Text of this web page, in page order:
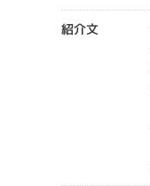
紹介文